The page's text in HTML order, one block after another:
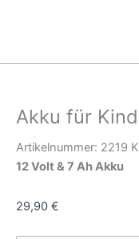
Akku für
Artikelnummer: 2219
12 Volt & 7 Ah Akku
29,90 €
12V